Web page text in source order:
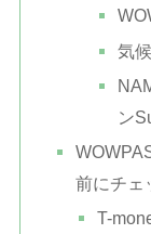
気
ン
前にチェ
T-